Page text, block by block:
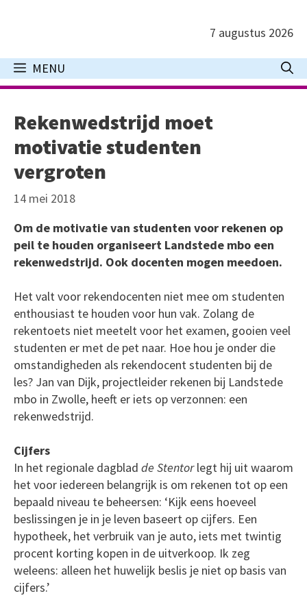
inhoud
7 augustus 2026
MENU
Rekenwedstrijd moet
motivatie studenten
vergroten
14 mei 2018
Om de motivatie van studenten voor rekenen op
peil te houden organiseert Landstede mbo een
rekenwedstrijd. Ook docenten mogen meedoen.
Het valt voor rekendocenten niet mee om studenten
enthousiast te houden voor hun vak. Zolang de
rekentoets niet meetelt voor het examen, gooien veel
studenten er met de pet naar. Hoe hou je onder die
omstandigheden als rekendocent studenten bij de
les? Jan van Dijk, projectleider rekenen bij Landstede
mbo in Zwolle, heeft er iets op verzonnen: een
rekenwedstrijd.
Cijfers
In het regionale dagblad de Stentorlegt hij uit waarom
het voor iedereen belangrijk is om rekenen tot op een
bepaald niveau te beheersen: ‘Kijk eens hoeveel
beslissingen je in je leven baseert op cijfers. Een
hypotheek, het verbruik van je auto, iets met twintig
procent korting kopen in de uitverkoop. Ik zeg
weleens: alleen het huwelijk beslis je niet op basis van
cijfers.’